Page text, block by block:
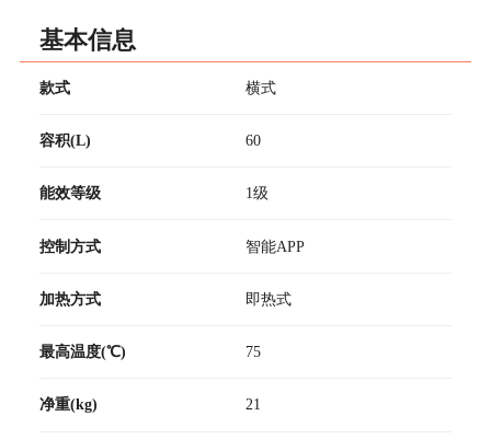
基本信息
款式 横式
容积(L) 60
能效等级 1级
控制方式 智能APP
加热方式 即热式
最高温度(℃) 75
净重(kg) 21